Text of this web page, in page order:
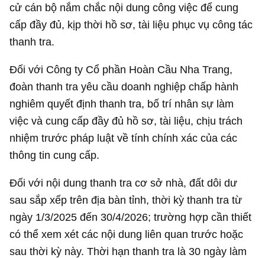
cử cán bộ nắm chắc nội dung công việc để cung
cấp đầy đủ, kịp thời hồ sơ, tài liệu phục vụ công tác
thanh tra.
Đối với Công ty Cổ phần Hoàn Cầu Nha Trang,
đoàn thanh tra yêu cầu doanh nghiệp chấp hành
nghiêm quyết định thanh tra, bố trí nhân sự làm
việc và cung cấp đầy đủ hồ sơ, tài liệu, chịu trách
nhiệm trước pháp luật về tính chính xác của các
thông tin cung cấp.
Đối với nội dung thanh tra cơ sở nhà, đất dôi dư
sau sắp xếp trên địa bàn tỉnh, thời kỳ thanh tra từ
ngày 1/3/2025 đến 30/4/2026; trường hợp cần thiết
có thể xem xét các nội dung liên quan trước hoặc
sau thời kỳ này. Thời hạn thanh tra là 30 ngày làm